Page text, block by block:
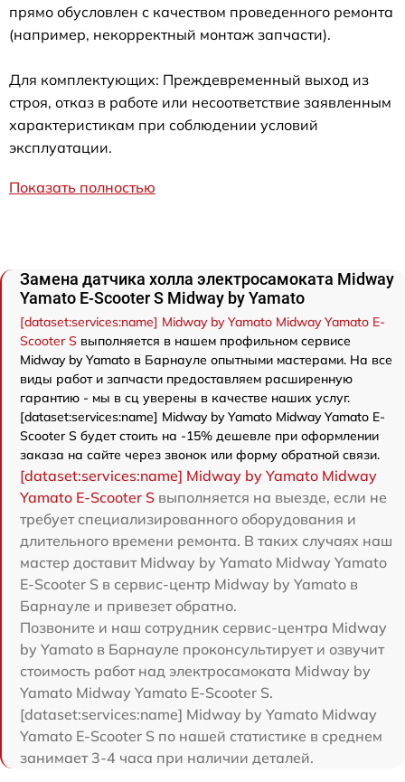
прямо обусловлен с качеством проведенного ремонта
(например, некорректный монтаж запчасти).
Для комплектующих: Преждевременный выход из
строя, отказ в работе или несоответствие заявленным
характеристикам при соблюдении условий
эксплуатации.
Показать полностью
Замена датчика холла электросамоката Midway
Yamato E-Scooter S Midway by Yamato
[dataset:services:name] Midway by Yamato Midway Yamato E-
Scooter S выполняется в нашем профильном сервисе
Midway by Yamato в Барнауле опытными мастерами. На все
виды работ и запчасти предоставляем расширенную
гарантию - мы в сц уверены в качестве наших услуг.
[dataset:services:name] Midway by Yamato Midway Yamato E-
Scooter S будет стоить на -15% дешевле при оформлении
заказа на сайте через звонок или форму обратной связи.
[dataset:services:name] Midway by Yamato Midway
Yamato E-Scooter S выполняется на выезде, если не
требует специализированного оборудования и
длительного времени ремонта. В таких случаях наш
мастер доставит Midway by Yamato Midway Yamato
E-Scooter S в сервис-центр Midway by Yamato в
Барнауле и привезет обратно.
Позвоните и наш сотрудник сервис-центра Midway
by Yamato в Барнауле проконсультирует и озвучит
стоимость работ над электросамоката Midway by
Yamato Midway Yamato E-Scooter S.
[dataset:services:name] Midway by Yamato Midway
Yamato E-Scooter S по нашей статистике в среднем
занимает 3-4 часа при наличии деталей.